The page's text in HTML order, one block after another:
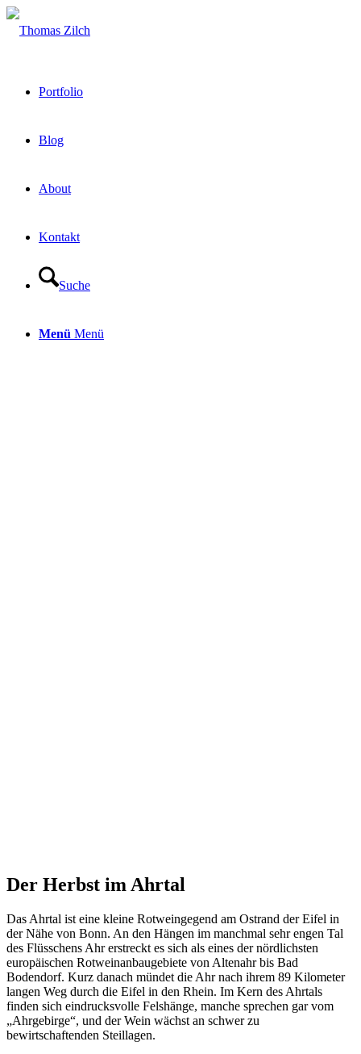
Portfolio
Blog
About
Kontakt
Suche
Menü Menü
Der Herbst im Ahrtal
Das Ahrtal ist eine kleine Rotweingegend am Ostrand der Eifel in
der Nähe von Bonn. An den Hängen im manchmal sehr engen Tal
des Flüsschens Ahr erstreckt es sich als eines der nördlichsten
europäischen Rotweinanbaugebiete von Altenahr bis Bad
Bodendorf. Kurz danach mündet die Ahr nach ihrem 89 Kilometer
langen Weg durch die Eifel in den Rhein. Im Kern des Ahrtals
finden sich eindrucksvolle Felshänge, manche sprechen gar vom
„Ahrgebirge“, und der Wein wächst an schwer zu
bewirtschaftenden Steillagen.